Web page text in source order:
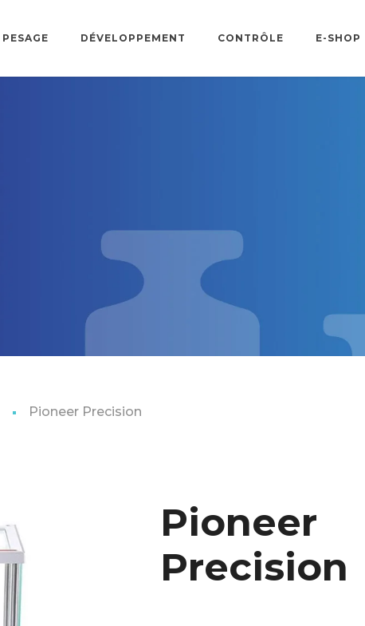
PESAGE DÉVELOPPEMENT CONTRÔLE E-SHOP
Pioneer Precision
Pioneer
Precision